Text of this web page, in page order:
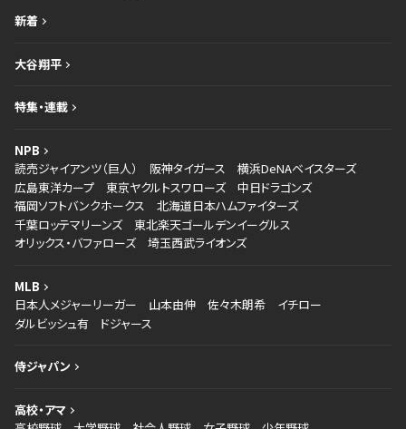
新着
大谷翔平
特集・連載
NPB
読売ジャイアンツ（巨人）
阪神タイガース
横浜DeNAベイスターズ
広島東洋カープ
東京ヤクルトスワローズ
中日ドラゴンズ
福岡ソフトバンクホークス
北海道日本ハムファイターズ
千葉ロッテマリーンズ
東北楽天ゴールデンイーグルス
オリックス・バファローズ
埼玉西武ライオンズ
MLB
日本人メジャーリーガー
山本由伸 佐々木朗希
イチロー
ダルビッシュ有
ドジャース
侍ジャパン
高校・アマ